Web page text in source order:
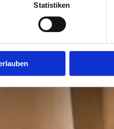
Statistiken